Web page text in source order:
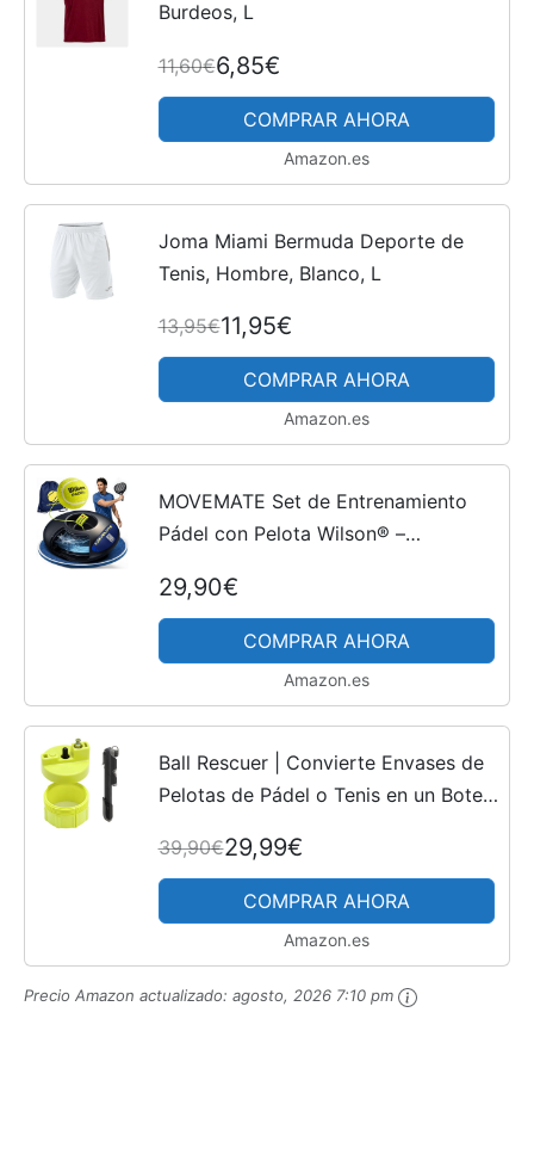
Burdeos, L
11,60€6,85€
COMPRAR AHORA
Amazon.es
Joma Miami Bermuda Deporte de
Tenis, Hombre, Blanco, L
13,95€11,95€
COMPRAR AHORA
Amazon.es
MOVEMATE Set de Entrenamiento
Pádel con Pelota Wilson® –
para Jugar y Entrenar al Aire Libre,
en el jardín, la terraza
29,90€
COMPRAR AHORA
Amazon.es
Ball Rescuer | Convierte Envases de
Pelotas de Pádel o Tenis en un Bote
Adaptable a Envases de 3 o 4 Bolas
+ Bomba...
39,90€29,99€
COMPRAR AHORA
Amazon.es
Precio Amazon actualizado: agosto, 2026 7:10 pm